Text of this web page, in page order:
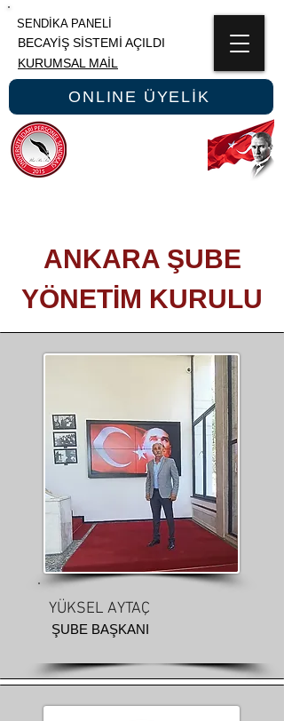
SENDİKA PANELİ
BECAYİŞ SİSTEMİ AÇILDI
KURUMSAL MAİL
ONLINE ÜYELİK
ANKARA ŞUBE
YÖNETİM KURULU
YÜKSEL AYTAÇ
ŞUBE BAŞKANI